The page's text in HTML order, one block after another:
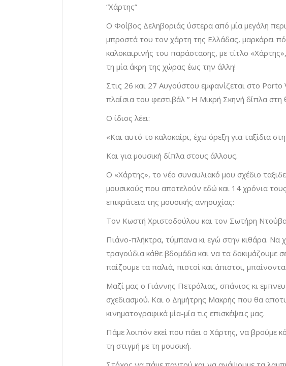
“Χάρτης”
Ο Φοίβος Δεληβοριάς ύστερα από μία μεγάλη
μπροστά του τον χάρτη της Ελλάδας, μαρκάρει
καλοκαιρινής του παράστασης, με τίτλο
τη μία άκρη της χώρας έως την άλλη!
Στις 26 και 27 Αυγούστου εμφανίζεται στο Porto
πλαίσια του φεστιβάλ ” Η Μικρή Σκηνή δίπλα στη
Ο ίδιος λέει:
«Και αυτό το καλοκαίρι, έχω όρεξη για ταξίδια
Και για μουσική δίπλα στους άλλους.
Ο «Χάρτης», το νέο συναυλιακό μου σχέδιο
μουσικούς που αποτελούν εδώ και 14 χρόνια
επικράτεια της μουσικής ανησυχίας:
Τον Κωστή Χριστοδούλου και τον Σωτήρη
Πιάνο-πλήκτρα, τύμπανα κι εγώ στην κιθάρα. Να
τραγούδια κάθε βδομάδα και να τα δοκιμάζουμε
παίζουμε τα παλιά, πιστοί και άπιστοι,
Μαζί μας ο Γιάννης Πετρόλιας, σπάνιος κι
σχεδιασμού. Και ο Δημήτρης Μακρής που θα
κινηματογραφικά μία-μία τις επισκέψεις μας.
Πάμε λοιπόν εκεί που πάει ο Χάρτης, να βρούμε
τη στιγμή με τη μουσική.